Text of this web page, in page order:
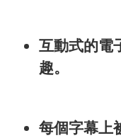
互動式的電
趣。
每個字幕上